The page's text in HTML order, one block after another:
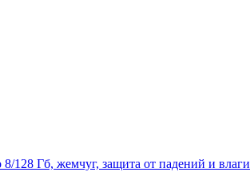
128 Гб, жемчуг, защита от падений и влаги